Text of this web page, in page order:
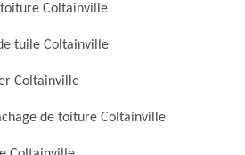
Coltainville
tuile Coltainville
Coltainville
de toiture Coltainville